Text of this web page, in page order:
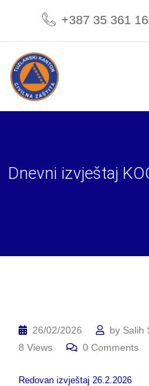
content
+387 35 361
Dnevni izvještaj
26/02/2026 by Salih
8 Views 0 Comments
Redovan izvještaj 26.2.2026